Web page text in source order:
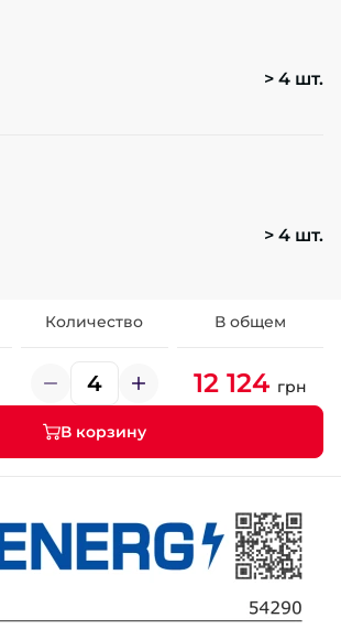
> 4 шт.
> 4 шт.
Количество В общем
12 124 грн
В корзину